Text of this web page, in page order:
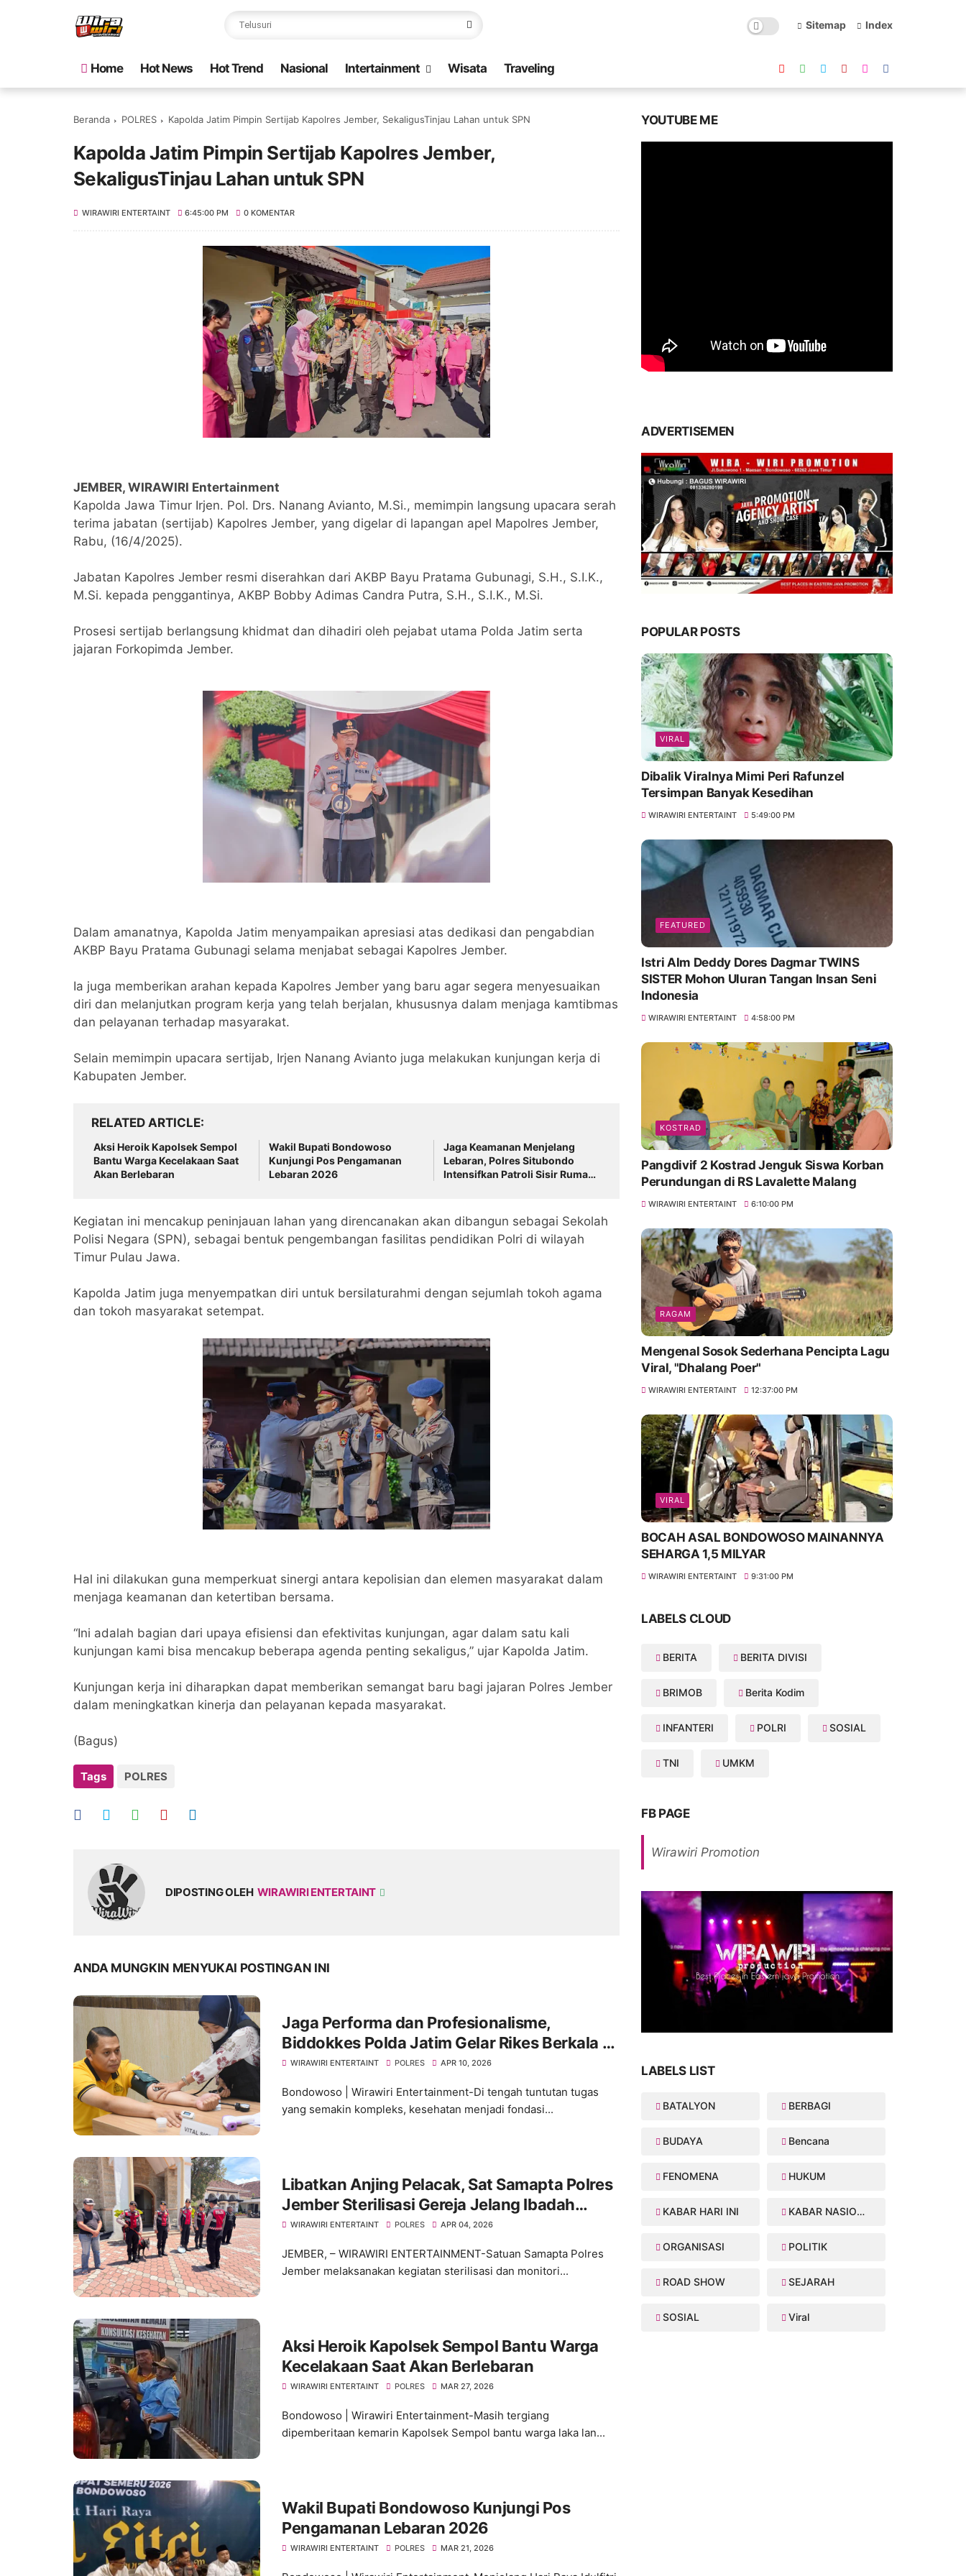
Sitemap Index
Home Hot News Hot Trend Nasional Intertainment Wisata Traveling
Beranda POLRES Kapolda Jatim Pimpin Sertijab Kapolres Jember, SekaligusTinjau Lahan untuk SPN
Kapolda Jatim Pimpin Sertijab Kapolres Jember,
SekaligusTinjau Lahan untuk SPN
WIRAWIRI ENTERTAINT 6:45:00 PM 0 KOMENTAR
JEMBER, WIRAWIRI Entertainment
Kapolda Jawa Timur Irjen. Pol. Drs. Nanang Avianto, M.Si., memimpin langsung upacara serah
terima jabatan (sertijab) Kapolres Jember, yang digelar di lapangan apel Mapolres Jember,
Rabu, (16/4/2025).
Jabatan Kapolres Jember resmi diserahkan dari AKBP Bayu Pratama Gubunagi, S.H., S.I.K.,
M.Si. kepada penggantinya, AKBP Bobby Adimas Candra Putra, S.H., S.I.K., M.Si.
Prosesi sertijab berlangsung khidmat dan dihadiri oleh pejabat utama Polda Jatim serta
jajaran Forkopimda Jember.
Dalam amanatnya, Kapolda Jatim menyampaikan apresiasi atas dedikasi dan pengabdian
AKBP Bayu Pratama Gubunagi selama menjabat sebagai Kapolres Jember.
Ia juga memberikan arahan kepada Kapolres Jember yang baru agar segera menyesuaikan
diri dan melanjutkan program kerja yang telah berjalan, khususnya dalam menjaga kamtibmas
dan pelayanan terhadap masyarakat.
Selain memimpin upacara sertijab, Irjen Nanang Avianto juga melakukan kunjungan kerja di
Kabupaten Jember.
RELATED ARTICLE
Aksi Heroik Kapolsek Sempol
Bantu Warga Kecelakaan Saat
Akan Berlebaran
Wakil Bupati Bondowoso
Kunjungi Pos Pengamanan
Lebaran 2026
Jaga Keamanan Menjelang
Lebaran, Polres Situbondo
Intensifkan Patroli Sisir Rumah
Kegiatan ini mencakup peninjauan lahan yang direncanakan akan dibangun sebagai Sekolah
Polisi Negara (SPN), sebagai bentuk pengembangan fasilitas pendidikan Polri di wilayah
Timur Pulau Jawa.
Kapolda Jatim juga menyempatkan diri untuk bersilaturahmi dengan sejumlah tokoh agama
dan tokoh masyarakat setempat.
Hal ini dilakukan guna memperkuat sinergi antara kepolisian dan elemen masyarakat dalam
menjaga keamanan dan ketertiban bersama.
“Ini adalah bagian dari upaya efisiensi dan efektivitas kunjungan, agar dalam satu kali
kunjungan kami bisa mencakup beberapa agenda penting sekaligus,” ujar Kapolda Jatim.
Kunjungan kerja ini diharapkan dapat memberikan semangat baru bagi jajaran Polres Jember
dalam meningkatkan kinerja dan pelayanan kepada masyarakat.
(Bagus)
Tags POLRES
DIPOSTING OLEH WIRAWIRI ENTERTAINT
ANDA MUNGKIN MENYUKAI POSTINGAN INI
Jaga Performa dan Profesionalisme,
Biddokkes Polda Jatim Gelar Rikes Berkala di
Polres Bondowoso
WIRAWIRI ENTERTAINT POLRES APR 10, 2026
Bondowoso | Wirawiri Entertainment-Di tengah tuntutan tugas
yang semakin kompleks, kesehatan menjadi fondasi...
Libatkan Anjing Pelacak, Sat Samapta Polres
Jember Sterilisasi Gereja Jelang Ibadah
Paskah
WIRAWIRI ENTERTAINT POLRES APR 04, 2026
JEMBER, – WIRAWIRI ENTERTAINMENT-Satuan Samapta Polres
Jember melaksanakan kegiatan sterilisasi dan monitori...
Aksi Heroik Kapolsek Sempol Bantu Warga
Kecelakaan Saat Akan Berlebaran
WIRAWIRI ENTERTAINT POLRES MAR 27, 2026
Bondowoso | Wirawiri Entertainment-Masih tergiang
dipemberitaan kemarin Kapolsek Sempol bantu warga laka lan...
Wakil Bupati Bondowoso Kunjungi Pos
Pengamanan Lebaran 2026
WIRAWIRI ENTERTAINT POLRES MAR 21, 2026
YOUTUBE ME
ADVERTISEMEN
POPULAR POSTS
VIRAL
Dibalik Viralnya Mimi Peri Rafunzel
Tersimpan Banyak Kesedihan
WIRAWIRI ENTERTAINT 5:49:00 PM
FEATURED
Istri Alm Deddy Dores Dagmar TWINS
SISTER Mohon Uluran Tangan Insan Seni
Indonesia
WIRAWIRI ENTERTAINT 4:58:00 PM
KOSTRAD
Pangdivif 2 Kostrad Jenguk Siswa Korban
Perundungan di RS Lavalette Malang
WIRAWIRI ENTERTAINT 6:10:00 PM
RAGAM
Mengenal Sosok Sederhana Pencipta Lagu
Viral, "Dhalang Poer"
WIRAWIRI ENTERTAINT 12:37:00 PM
VIRAL
BOCAH ASAL BONDOWOSO MAINANNYA
SEHARGA 1,5 MILYAR
WIRAWIRI ENTERTAINT 9:31:00 PM
LABELS CLOUD
BERITA BERITA DIVISI
BRIMOB Berita Kodim
INFANTERI POLRI SOSIAL
TNI UMKM
FB PAGE
Wirawiri Promotion
LABELS LIST
BATALYON BERBAGI
BUDAYA Bencana
FENOMENA HUKUM
KABAR HARI INI KABAR NASIONAL
ORGANISASI POLITIK
ROAD SHOW SEJARAH
SOSIAL Viral